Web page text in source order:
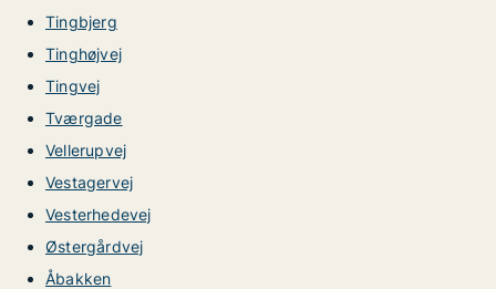
Tingbjerg
Tinghøjvej
Tingvej
Tværgade
Vellerupvej
Vestagervej
Vesterhedevej
Østergårdvej
Åbakken